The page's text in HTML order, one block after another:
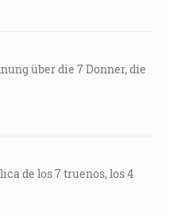
über die 7 Donner, die
de los 7 truenos, los 4